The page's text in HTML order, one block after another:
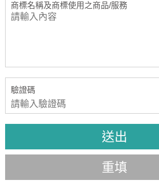
商標名稱及商標使用之商品/服務
驗證碼
送出
重填